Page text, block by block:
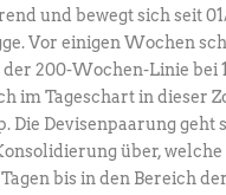
und bewegt sich seit
Vor einigen Wochen
200-Wochen-Linie bei
im Tageschart in dieser
Die Devisenpaarung geht
über, welche
bis in den Bereich